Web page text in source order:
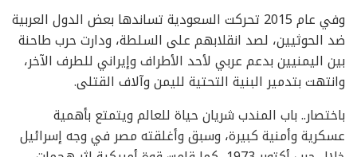
وفي عام 2015 تحركت السعودية تساندها بعض الدول العربية
ضد الحوثيين، لصد انقلابهم على السلطة، ودارت حرب طاحنة
بين اليمنيين بدعم عربي لأحد الأطراف وإيراني للطرف الآخر،
وانتهت بتدمير البنية التحتية لليمن وآلاف القتلى.
باختصار.. باب المندب شريان حياة للعالم ويتمتع بأهمية
عسكرية وأمنية كبيرة، وسبق وأغلقته مصر في وجه إسرائيل